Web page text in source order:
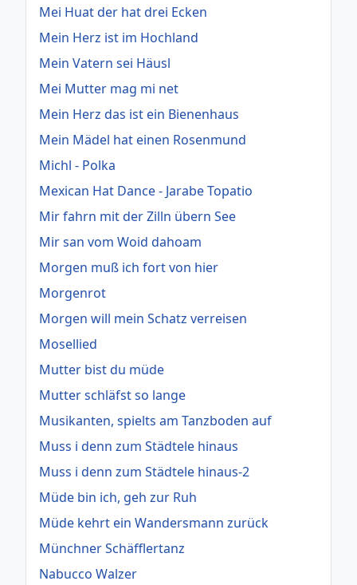
Mei Huat der hat drei Ecken
Mein Herz ist im Hochland
Mein Vatern sei Häusl
Mei Mutter mag mi net
Mein Herz das ist ein Bienenhaus
Mein Mädel hat einen Rosenmund
Michl - Polka
Mexican Hat Dance - Jarabe Topatio
Mir fahrn mit der Zilln übern See
Mir san vom Woid dahoam
Morgen muß ich fort von hier
Morgenrot
Morgen will mein Schatz verreisen
Mosellied
Mutter bist du müde
Mutter schläfst so lange
Musikanten, spielts am Tanzboden auf
Muss i denn zum Städtele hinaus
Muss i denn zum Städtele hinaus-2
Müde bin ich, geh zur Ruh
Müde kehrt ein Wandersmann zurück
Münchner Schäfflertanz
Nabucco Walzer